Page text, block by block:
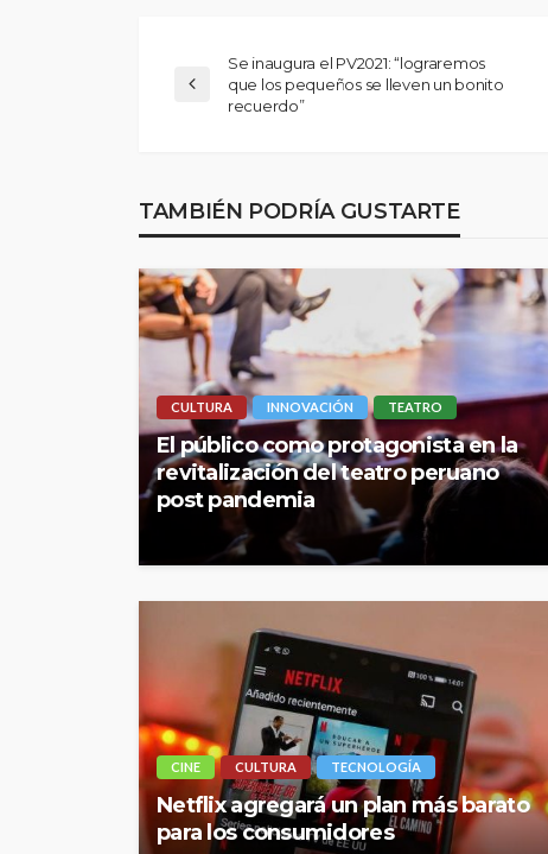
Se inaugura el PV2021: “lograremos
que los pequeños se lleven un bonito
recuerdo”
TAMBIÉN PODRÍA GUSTARTE
CULTURA INNOVACIÓN TEATRO
El público como protagonista en la
revitalización del teatro peruano
post pandemia
CINE CULTURA TECNOLOGÍA
Netflix agregará un plan más barato
para los consumidores